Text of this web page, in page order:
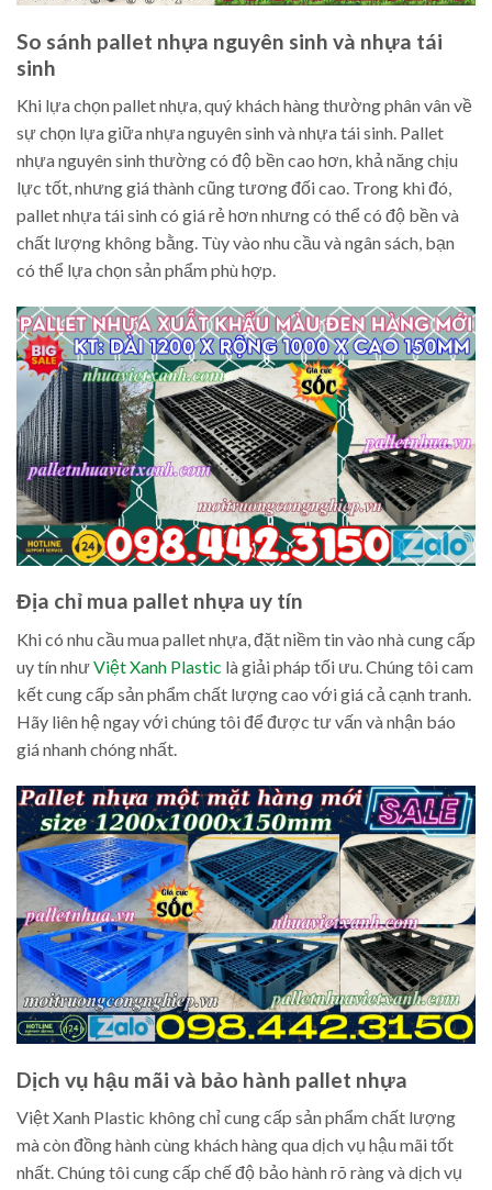
So sánh pallet nhựa nguyên sinh và nhựa tái
sinh
Khi lựa chọn pallet nhựa, quý khách hàng thường phân vân về
sự chọn lựa giữa nhựa nguyên sinh và nhựa tái sinh. Pallet
nhựa nguyên sinh thường có độ bền cao hơn, khả năng chịu
lực tốt, nhưng giá thành cũng tương đối cao. Trong khi đó,
pallet nhựa tái sinh có giá rẻ hơn nhưng có thể có độ bền và
chất lượng không bằng. Tùy vào nhu cầu và ngân sách, bạn
có thể lựa chọn sản phẩm phù hợp.
Địa chỉ mua pallet nhựa uy tín
Khi có nhu cầu mua pallet nhựa, đặt niềm tin vào nhà cung cấp
uy tín nhưViệt Xanh Plastic là giải pháp tối ưu. Chúng tôi cam
kết cung cấp sản phẩm chất lượng cao với giá cả cạnh tranh.
Hãy liên hệ ngay với chúng tôi để được tư vấn và nhận báo
giá nhanh chóng nhất.
Dịch vụ hậu mãi và bảo hành pallet nhựa
Việt Xanh Plastic không chỉ cung cấp sản phẩm chất lượng
mà còn đồng hành cùng khách hàng qua dịch vụ hậu mãi tốt
nhất. Chúng tôi cung cấp chế độ bảo hành rõ ràng và dịch vụ